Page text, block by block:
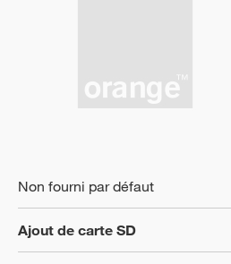
Non fourni par défaut
Ajout de carte SD